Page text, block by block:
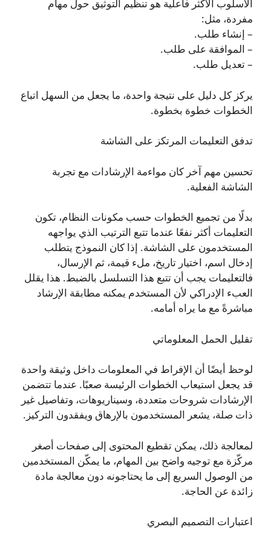
الأسلوب الأكثر فاعلية هو تنظيم التوثيق حول مهام
مفردة، مثل:
– إنشاء طلب.
– الموافقة على طلب.
– تعديل طلب.
يركز كل دليل على نتيجة واحدة، ما يجعل من السهل اتباع
الخطوات خطوة بخطوة.
تدفق التعليمات المرتكز على الشاشة
تحسين مهم آخر كان مواءمة الإرشادات مع تجربة
الشاشة الفعلية.
بدلًا من تجميع الخطوات حسب مكونات النظام، تكون
التعليمات أكثر نفعًا عندما تتبع الترتيب الذي يواجهه
المستخدمون على الشاشة. إذا كان النموذج يتطلب
إدخال اسم، اختيار تاريخ، ملء قيمة، ثم الإرسال،
فالتعليمات يجب أن تتبع هذا التسلسل بالضبط. هذا يقلل
العبء الإدراكي لأن المستخدم يمكنه مطابقة الإرشاد
مباشرةً مع ما يراه أمامه.
تقليل الحمل المعلوماتي
لوحظ أيضًا أن الإفراط في المعلومات داخل وثيقة واحدة
قد يجعل استيعاب الخطوات الرئيسة صعبًا. عندما تتضمن
الإرشادات شروحات متعددة، وسيناريوهات، وتفاصيل غير
ذات صلة، يشعر المستخدمون بالإرهاق ويفقدون التركيز.
لمعالجة ذلك، يمكن تقطيع المحتوى إلى صفحات أصغر
مركّزة مع توجيه واضح بين المهام، ما يمكّن المستخدمين
من الوصول السريع إلى ما يحتاجونه دون معالجة مادة
زائدة عن الحاجة.
اعتبارات التصميم البصري